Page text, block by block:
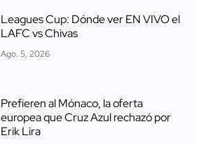
Leagues Cup: Dónde ver EN VIVO el
LAFC vs Chivas
Ago. 5, 2026
Prefieren al Mónaco, la oferta
europea que Cruz Azul rechazó por
Erik Lira